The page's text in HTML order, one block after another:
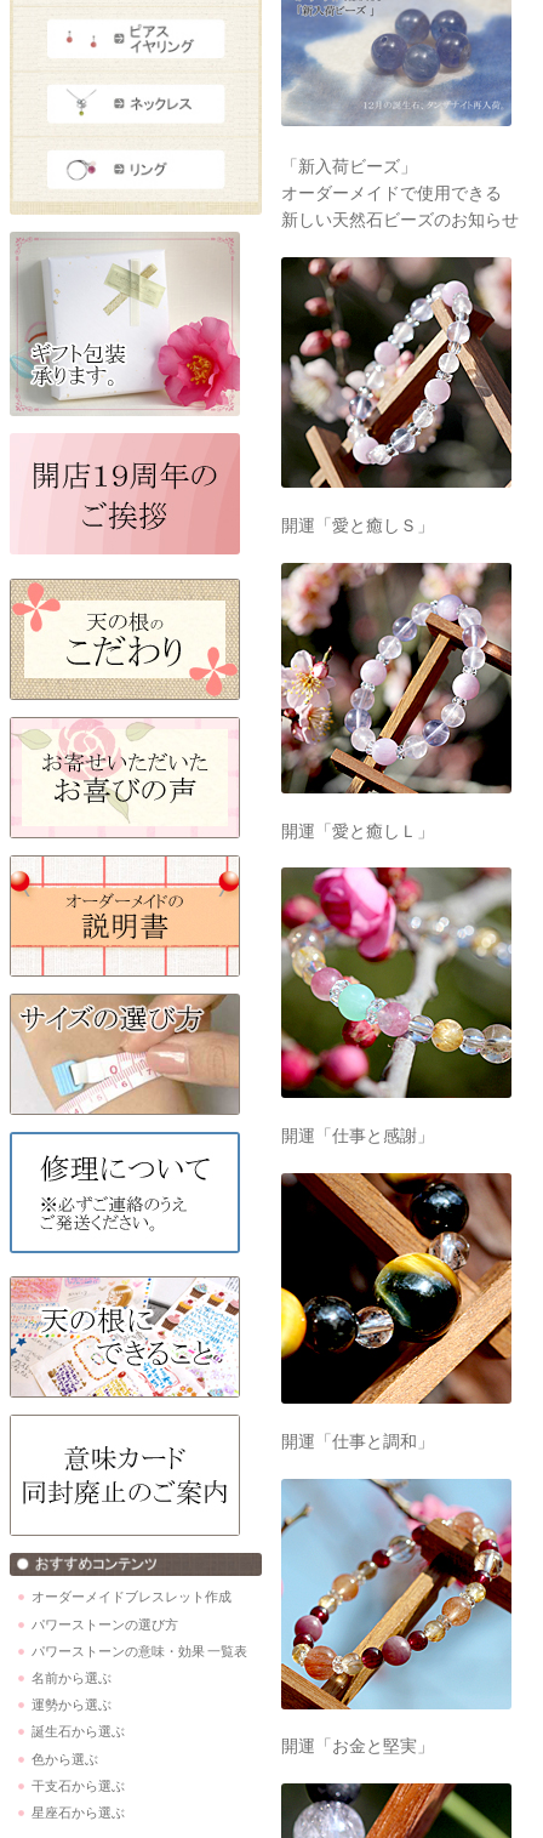
オーダーメイドブレスレット作成
パワーストーンの選び方
パワーストーンの意味・効果 一覧表
名前から選ぶ
運勢から選ぶ
誕生石から選ぶ
色から選ぶ
干支石から選ぶ
星座石から選ぶ
「新入荷ビーズ」
オーダーメイドで使用できる
新しい天然石ビーズのお知らせ
開運「愛と癒しＳ」
開運「愛と癒しＬ」
開運「仕事と感謝」
開運「仕事と調和」
開運「お金と堅実」